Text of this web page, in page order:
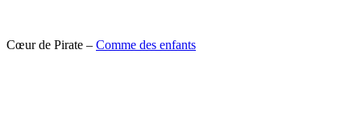
Cœur de Pirate – Comme des enfants